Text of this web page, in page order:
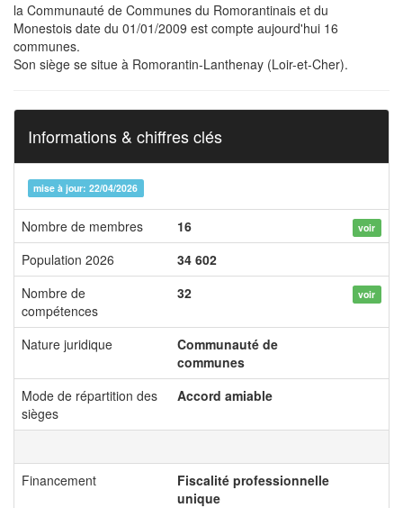
la Communauté de Communes du Romorantinais et du
Monestois date du 01/01/2009 est compte aujourd'hui 16
communes.
Son siège se situe à Romorantin-Lanthenay (Loir-et-Cher).
Informations & chiffres clés
mise à jour: 22/04/2026
Nombre de membres 16 voir
Population 2026
34 602
Nombre de
compétences
32 voir
Nature juridique
Communauté de
communes
Mode de répartition des
sièges
Accord amiable
Financement
Fiscalité professionnelle
unique